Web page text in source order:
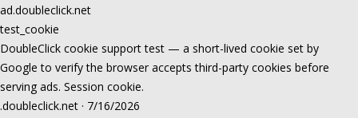
ad.doubleclick.net
test_cookie
DoubleClick cookie support test — a short-lived cookie set by
Google to verify the browser accepts third-party cookies before
serving ads. Session cookie.
.doubleclick.net · 7/16/2026